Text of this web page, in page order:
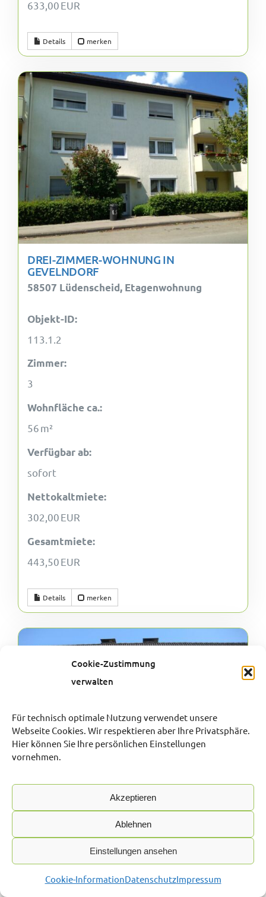
Cookie-Zustimmung
verwalten
Für technisch optimale Nutzung verwendet unsere
Webseite Cookies. Wir respektieren aber Ihre Privatsphäre.
Hier können Sie Ihre persönlichen Einstellungen
vornehmen.
Akzeptieren
Ablehnen
Einstellungen ansehen
Cookie-InformationDatenschutzImpressum
633,00 EUR
Details merken
DREI-ZIMMER-WOHNUNG IN
GEVELNDORF
58507 Lüdenscheid, Etagenwohnung
Objekt-ID:
113.1.2
Zimmer:
3
Wohnfläche ca.:
56 m²
Verfügbar ab:
sofort
Nettokaltmiete:
302,00 EUR
Gesamtmiete:
443,50 EUR
Details merken
DREI-ZIMMER-WOHNUNG MIT BALKON,
PARKSTRASSE-BRÜGGE
Objekt-ID: